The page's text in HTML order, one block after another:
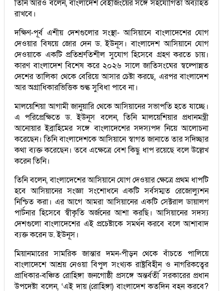
তিনি আরও বলেন, বাংলাদেশ বেইজিংয়ের সঙ্গে সহযোগিতা অব্যাহত
রাখবে।
দক্ষিণ-পূর্ব এশীয় দেশগুলোর সংস্থা- আসিয়ানে বাংলাদেশের যোগ
দেওয়ার বিষয়ে জোর দেন ড. ইউনূস। বাংলাদেশ আসিয়ানে যোগ
দেওয়াকে একটি প্রতিশ্রুতিশীল সুযোগ হিসেবে গ্রহণ করতে চায়।
কারণ বাংলাদেশ বিশেষ করে ২০২৬ সালে জাতিসংঘের স্বল্পোন্নত
দেশের তালিকা থেকে বেরিয়ে আসার চেষ্টা করছে, এরপর বাংলাদেশ
আর অগ্রাধিকারভিত্তিক শুল্ক সুবিধা পাবে না।
মালয়েশিয়া আগামী জানুয়ারি থেকে আসিয়ানের সভাপতি হতে যাচ্ছে।
এ পরিপ্রেক্ষিতে ড. ইউনূস বলেন, তিনি মালয়েশিয়ার প্রধানমন্ত্রী
আনোয়ার ইব্রাহিমের সঙ্গে বাংলাদেশের সদস্যপদ নিয়ে আলোচনা
করেছেন। তিনি বাংলাদেশকে আসিয়ানে স্বাগত জানাতে তার সদিচ্ছার
কথা ব্যক্ত করেছেন। তবে এক্ষেত্রে বেশ কিছু ধাপ রয়েছে বলে উল্লেখ
করেন তিনি।
তিনি বলেন, বাংলাদেশের আসিয়ানে যোগ দেওয়ার ক্ষেত্রে প্রথম ধাপটি
হবে আসিয়ানের সংজ্ঞা সংশোধনে একটি সর্বসম্মত রেজোল্যুশন
নিশ্চিত করা। এর আগে আমরা আসিয়ানের একটি সেক্টরাল ডায়ালগ
পার্টনার হিসেবে স্বীকৃতি অর্জনের আশা করছি। আসিয়ানের সদস্য
দেশগুলো বাংলাদেশের এই প্রচেষ্টাকে সমর্থন করবে বলে আশাবাদ
ব্যক্ত করেন ড. ইউনূস।
মিয়ানমারের সামরিক জান্তার দমন-পীড়ন থেকে বাঁচতে পালিয়ে
বাংলাদেশে আশ্রয় নেওয়া বিপুল সংখ্যক রাষ্ট্রবিহীন ও নাগরিকত্বের
প্রাধিকার-বঞ্চিত রোহিঙ্গা জনগোষ্ঠী প্রসঙ্গে অন্তর্বর্তী সরকারের প্রধান
উপদেষ্টা বলেন, ‘এই দায় (রোহিঙ্গা) বাংলাদেশ কতদিন বহন করবে?